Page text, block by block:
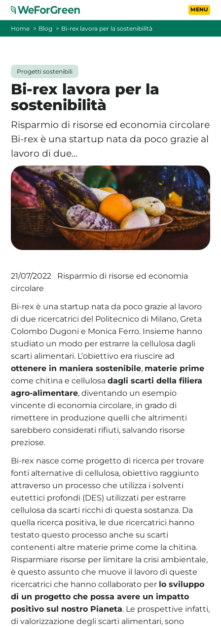
Vai al contenuto
La tua cooperativa energetica sostenibile
Area Soci
TARIFFE
FOTOVOLTAICO A DISTANZA
FAQ
BLOG
CONTATTI
PASSA A WEFORGREEN
Home Blog Bi-rex lavora per la sostenibilità
Progetti sostenibili
Bi-rex lavora per la
sostenibilità
Risparmio di risorse ed economia circolare
Bi-rex è una startup nata da poco grazie al
lavoro di due…
21/07/2022
Risparmio di risorse ed economia
circolare
Bi-rex è una startup nata da poco grazie al lavoro
di due ricercatrici del Politecnico di Milano, Greta
Colombo Dugoni e Monica Ferro. Insieme hanno
studiato un modo per estrarre la cellulosa dagli
scarti alimentari. L’obiettivo era riuscire ad
ottenere in maniera sostenibile, materie prime
come chitina e cellulosadagli scarti della filiera
agro-alimentare, diventando un esempio
vincente di economia circolare, in grado di
rimettere in produzione quelli che altrimenti
sarebbero considerati rifiuti, salvando risorse
preziose.
Bi-rex nasce come progetto di ricerca per trovare
fonti alternative di cellulosa, obiettivo raggiunto
attraverso un processo che utilizza i solventi
eutettici profondi (DES) utilizzati per estrarre
cellulosa da scarti ricchi di questa sostanza. Da
quella ricerca positiva, le due ricercatrici hanno
testato questo processo anche su scarti
contenenti altre materie prime come la chitina.
Risparmiare risorse per limitare la crisi ambientale,
è questo assunto che muove il lavoro di queste
ricercatrici che hanno collaborato per lo sviluppo
di un progetto che possa avere un impatto
positivo sul nostro Pianeta. Le prospettive infatti,
di valorizzazione degli scarti alimentari, sono